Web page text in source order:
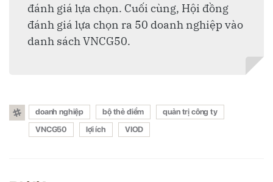
đánh giá lựa chọn. Cuối cùng, Hội đồng
đánh giá lựa chọn ra 50 doanh nghiệp vào
danh sách VNCG50.
doanh nghiệp bộ thẻ điểm
quản trị công ty
VNCG50
lợi ích VIOD